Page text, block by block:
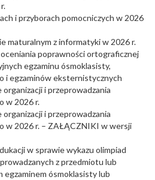
i przyborach pomocniczych w 2026
maturalnym z informatyki w 2026 r.
poprawności ortograficznej
egzaminu ósmoklasisty,
i egzaminów eksternistycznych
i przeprowadzania
w 2026 r.
i przeprowadzania
w 2026 r. – ZAŁĄCZNIKI w wersji
w sprawie wykazu olimpiad
z przedmiotu lub
ósmoklasisty lub